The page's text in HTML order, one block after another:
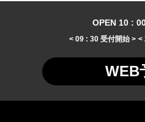
OPEN 10 :
< 09 : 30 受付開始 > <
WEB